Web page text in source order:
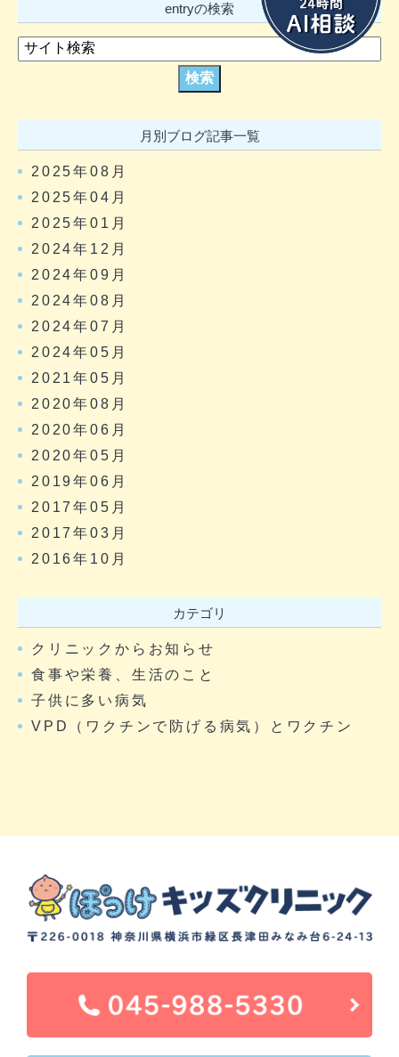
entryの検索
月別ブログ記事一覧
2025年08月
2025年04月
2025年01月
2024年12月
2024年09月
2024年08月
2024年07月
2024年05月
2021年05月
2020年08月
2020年06月
2020年05月
2019年06月
2017年05月
2017年03月
2016年10月
カテゴリ
クリニックからお知らせ
食事や栄養、生活のこと
子供に多い病気
VPD（ワクチンで防げる病気）とワクチン